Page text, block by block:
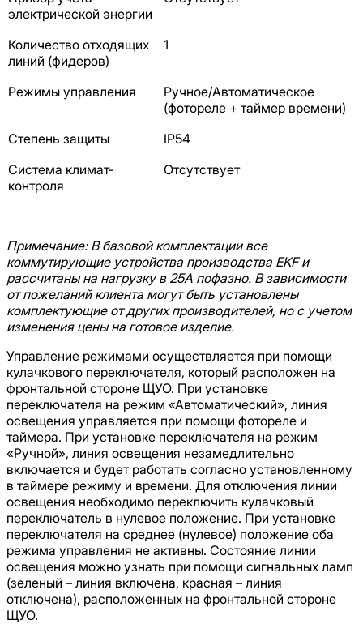
электрической энергии
Количество отходящих
линий (фидеров)
1
Режимы управления
Ручное/Автоматическое
(фотореле + таймер времени)
Степень защиты
IP54
Система климат-
контроля
Отсутствует
Примечание: В базовой комплектации все
коммутирующие устройства производства EKFи
рассчитаны на нагрузку в 25А пофазно. В зависимости
от пожеланий клиента могут быть установлены
комплектующие от других производителей, но с учетом
изменения цены на готовое изделие.
Управление режимами осуществляется при помощи
кулачкового переключателя, который расположен на
фронтальной стороне ЩУО. При установке
переключателя на режим «Автоматический», линия
освещения управляется при помощи фотореле и
таймера. При установке переключателя на режим
«Ручной», линия освещения незамедлительно
включается и будет работать согласно установленному
в таймере режиму и времени. Для отключения линии
освещения необходимо переключить кулачковый
переключатель в нулевое положение. При установке
переключателя на среднее (нулевое) положение оба
режима управления не активны. Состояние линии
освещения можно узнать при помощи сигнальных ламп
(зеленый – линия включена, красная – линия
отключена), расположенных на фронтальной стороне
ЩУО.